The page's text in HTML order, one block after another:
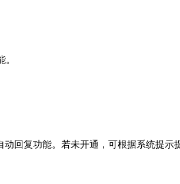
回复功能。若未开通，可根据系统提示